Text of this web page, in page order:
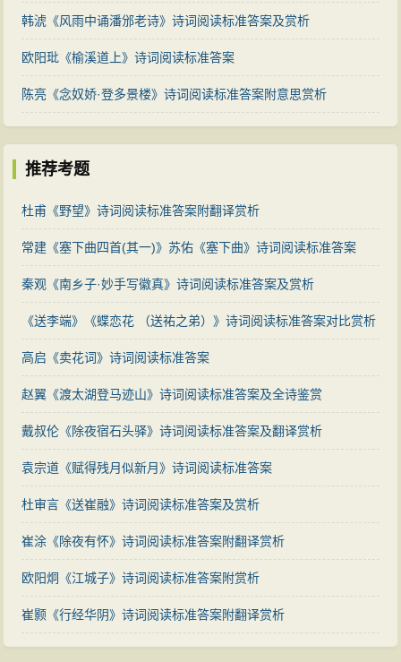
韩淲《风雨中诵潘邠老诗》诗词阅读标准答案及赏析
欧阳玭《榆溪道上》诗词阅读标准答案
陈亮《念奴娇·登多景楼》诗词阅读标准答案附意思赏析
推荐考题
杜甫《野望》诗词阅读标准答案附翻译赏析
常建《塞下曲四首(其一)》苏佑《塞下曲》诗词阅读标准答案
秦观《南乡子·妙手写徽真》诗词阅读标准答案及赏析
《送李端》《蝶恋花 （送祐之弟）》诗词阅读标准答案对比赏析
高启《卖花词》诗词阅读标准答案
赵翼《渡太湖登马迹山》诗词阅读标准答案及全诗鉴赏
戴叔伦《除夜宿石头驿》诗词阅读标准答案及翻译赏析
袁宗道《赋得残月似新月》诗词阅读标准答案
杜审言《送崔融》诗词阅读标准答案及赏析
崔涂《除夜有怀》诗词阅读标准答案附翻译赏析
欧阳炯《江城子》诗词阅读标准答案附赏析
崔颢《行经华阴》诗词阅读标准答案附翻译赏析